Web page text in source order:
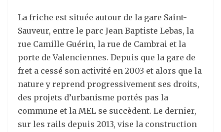
La friche est située autour de la gare Saint-
Sauveur, entre le parc Jean Baptiste Lebas, la
rue Camille Guérin, la rue de Cambrai et la
porte de Valenciennes. Depuis que la gare de
fret a cessé son activité en 2003 et alors que la
nature y reprend progressivement ses droits,
des projets d’urbanisme portés pas la
commune et la MEL se succèdent. Le dernier,
sur les rails depuis 2013, vise la construction